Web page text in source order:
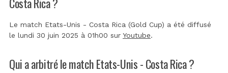
Le match Etats-Unis - Costa Rica (Gold Cup) a été diffusé
le lundi 30 juin 2025 à 01h00 sur Youtube.
Qui a arbitré le match Etats-Unis - Costa Rica ?